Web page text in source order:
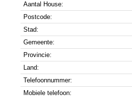
Aantal House:
Postcode:
Stad:
Gemeente:
Provincie:
Land:
Telefoonnummer:
Mobiele telefoon: